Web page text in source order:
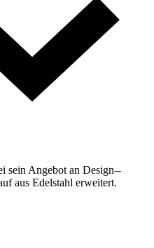
sein Angebot an Design-­
aus Edelstahl erweitert.